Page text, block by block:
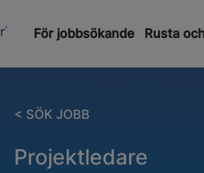
För jobbsökande Rusta
< SÖK JOBB
Projektledare